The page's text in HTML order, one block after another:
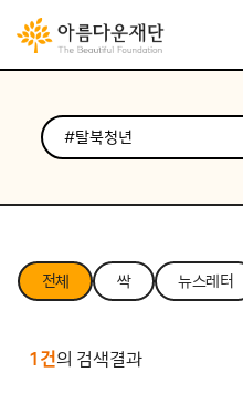
전체 싹 뉴스레터
1건의 검색결과